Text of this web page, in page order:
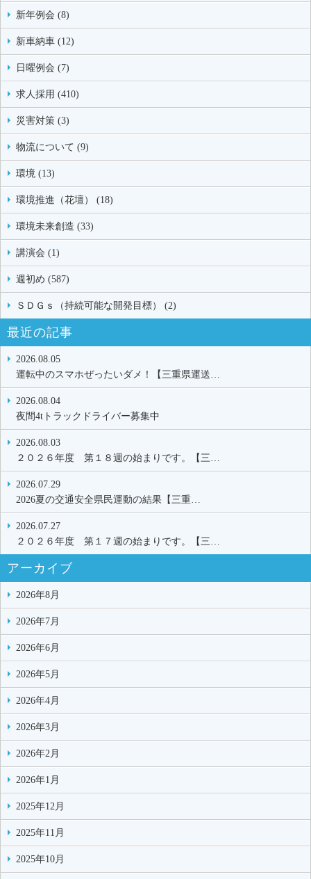
新年例会 (8)
新車納車 (12)
日曜例会 (7)
求人採用 (410)
災害対策 (3)
物流について (9)
環境 (13)
環境推進（花壇） (18)
環境未来創造 (33)
講演会 (1)
週初め (587)
ＳＤＧｓ（持続可能な開発目標） (2)
最近の記事
2026.08.05
運転中のスマホぜったいダメ！【三重県運送…
2026.08.04
夜間4tトラックドライバー募集中
2026.08.03
２０２６年度 第１８週の始まりです。【三…
2026.07.29
2026夏の交通安全県民運動の結果【三重…
2026.07.27
２０２６年度 第１７週の始まりです。【三…
アーカイブ
2026年8月
2026年7月
2026年6月
2026年5月
2026年4月
2026年3月
2026年2月
2026年1月
2025年12月
2025年11月
2025年10月